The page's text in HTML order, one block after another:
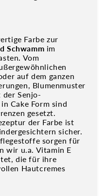
Farbe zur
Schwamm im
. Vom
auf dem ganzen
Blumenmuster
der Senjo-
Cake Form sind
gesetzt.
der Farbe ist
sicher.
sorgen für
wir u.a. Vitamin E
die für ihre
Hautcremes